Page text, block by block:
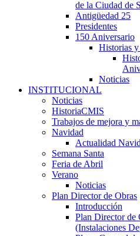
de la Ciudad de
Antigüedad 25
Presidentes
150 Aniversario
Historias
Noticias
INSTITUCIONAL
Noticias
HistoriaCMIS
Trabajos de mejora y
Navidad
Actualidad
Semana Santa
Feria de Abril
Verano
Noticias
Plan Director de Obras
Introducción
Plan Director de
(Instalaciones